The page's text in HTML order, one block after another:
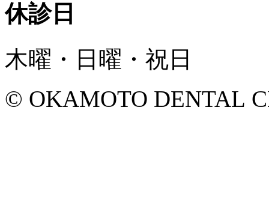
休診日
木曜・日曜・祝日
© OKAMOTO DENTAL